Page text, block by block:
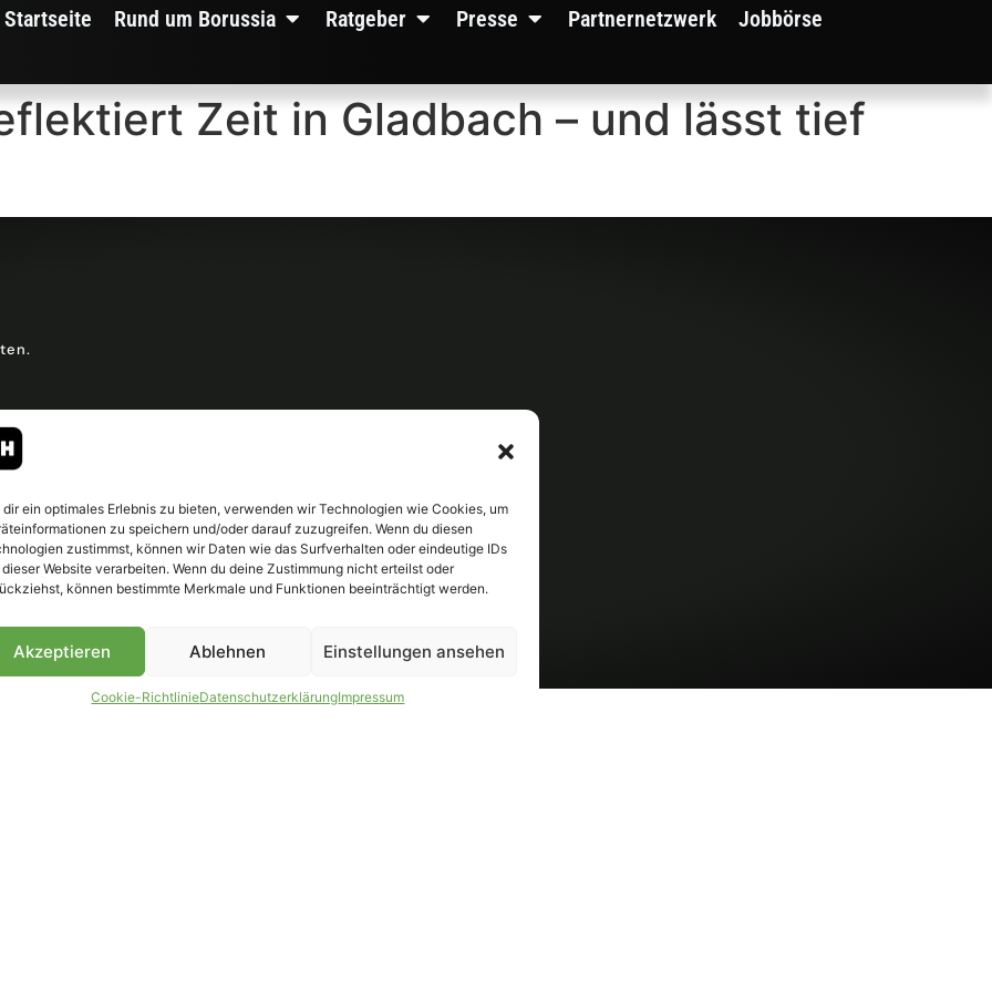
dir ein optimales Erlebnis zu bieten, verwenden wir Technologien wie Cookies, um
zu speichern und/oder darauf zuzugreifen. Wenn du diesen
zustimmst, können wir Daten wie das Surfverhalten oder eindeutige IDs
Website verarbeiten. Wenn du deine Zustimmung nicht erteilst oder
können bestimmte Merkmale und Funktionen beeinträchtigt werden.
Akzeptieren Ablehnen Einstellungen ansehen
Cookie-RichtlinieDatenschutzerklärungImpressum
Startseite Rund um Borussia Ratgeber Presse Partnernetzwerk Jobbörse
Zeit in Gladbach – und lässt tief